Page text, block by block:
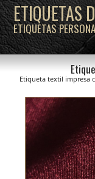
ETIQUETAS
ETIQUETAS
Etiqueta textil impresa